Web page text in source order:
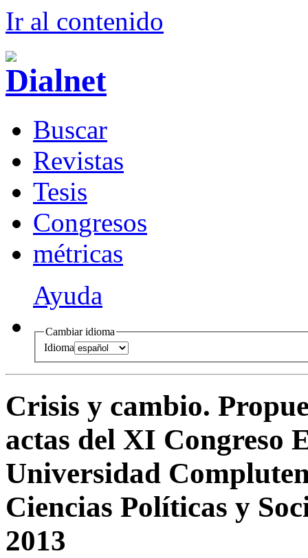
Ir al contenido
Buscar
Revistas
Tesis
Congresos
métricas
Ayuda
Cambiar idioma
Idioma
Crisis y cambio.
actas del XI Congreso
Universidad
Ciencias Políticas y
2013